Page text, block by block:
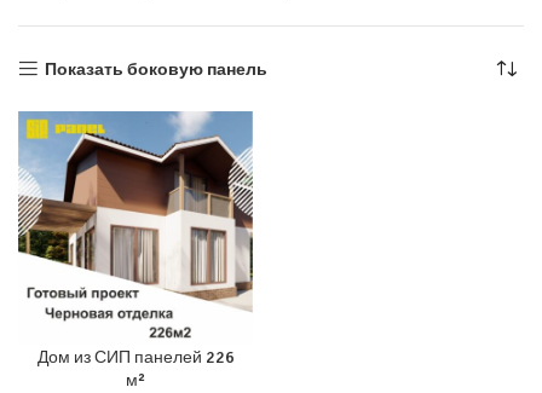
Показать боковую панель
Дом из СИП панелей 226
м²